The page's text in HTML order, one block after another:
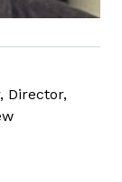
Director,